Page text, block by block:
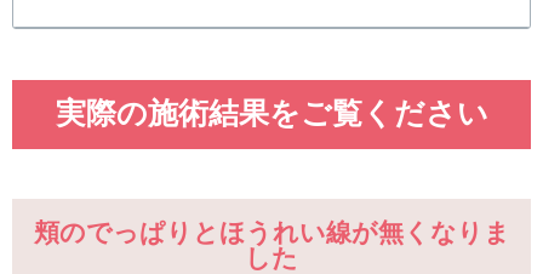
実際の施術結果をご覧ください
頬のでっぱりとほうれい線が無くなりま
した